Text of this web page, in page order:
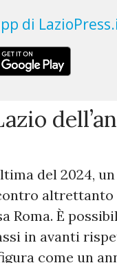
del 2024,
Roma. È
in avanti
come un